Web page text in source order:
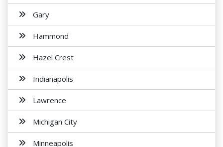
Gary
Hammond
Hazel Crest
Indianapolis
Lawrence
Michigan City
Minneapolis